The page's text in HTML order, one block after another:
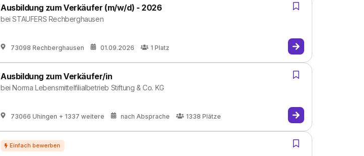
Ausbildung zum Verkäufer (m/w/d) - 2026
beiSTAUFERS Rechberghausen
73098 Rechberghausen 01.09.2026 1 Platz
Ausbildung zum Verkäufer/in
beiNorma Lebensmittelfilialbetrieb Stiftung & Co. KG
73066 Uhingen + 1337 weitere nach Absprache 1338 Plätze